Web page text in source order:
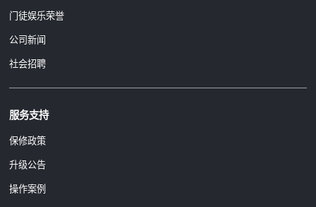
门徒娱乐荣誉
公司新闻
社会招聘
服务支持
保修政策
升级公告
操作案例